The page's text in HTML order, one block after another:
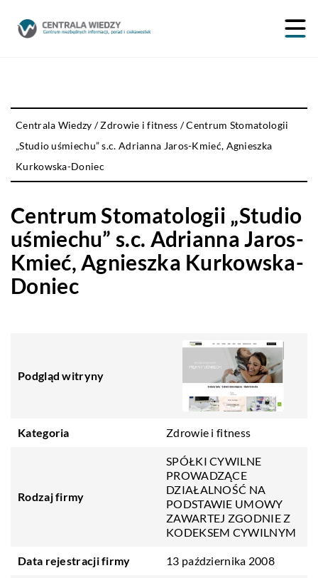
Centrala Wiedzy /Zdrowie i fitness /Centrum Stomatologii
„Studio uśmiechu” s.c. Adrianna Jaros-Kmieć, Agnieszka
Kurkowska-Doniec
Centrum Stomatologii „Studio
uśmiechu” s.c. Adrianna Jaros-
Kmieć, Agnieszka Kurkowska-
Doniec
Podgląd witryny
Kategoria Zdrowie i fitness
Rodzaj firmy
SPÓŁKI CYWILNE
PROWADZĄCE
DZIAŁALNOŚĆ NA
PODSTAWIE UMOWY
ZAWARTEJ ZGODNIE Z
KODEKSEM CYWILNYM
Data rejestracji firmy 13 października 2008